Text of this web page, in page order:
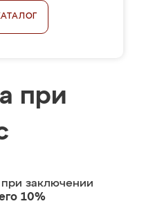
при
при заключении
10%